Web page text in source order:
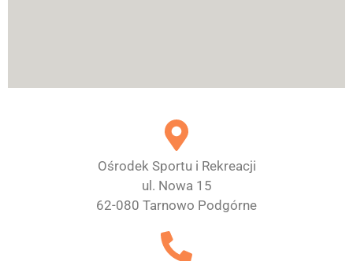
Ośrodek Sportu i Rekreacji
ul. Nowa 15
62-080 Tarnowo Podgórne